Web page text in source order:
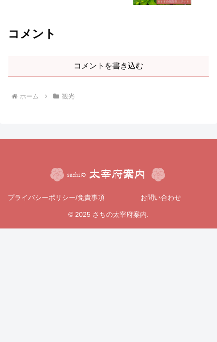
コメント
コメントを書き込む
ホーム 観光
プライバシーポリシー/免責事項 お問い合わせ
© 2025 さちの太宰府案内.